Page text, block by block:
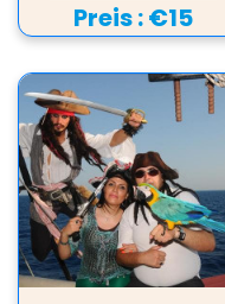
Preis :€15